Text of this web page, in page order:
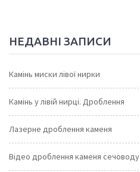
НЕДАВНІ ЗАПИСИ
Камінь миски лівої нирки
Камінь у лівій нирці. Дроблення
Лазерне дроблення каменя
Відео дроблення каменя сечоводу